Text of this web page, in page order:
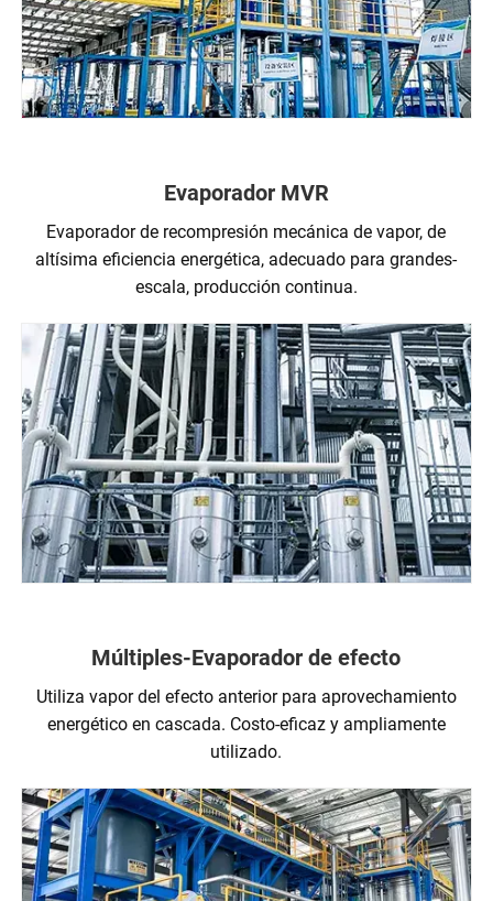
Evaporador MVR
Evaporador de recompresión mecánica de vapor, de
altísima eficiencia energética, adecuado para grandes-
escala, producción continua.
Múltiples-Evaporador de efecto
Utiliza vapor del efecto anterior para aprovechamiento
energético en cascada. Costo-eficaz y ampliamente
utilizado.